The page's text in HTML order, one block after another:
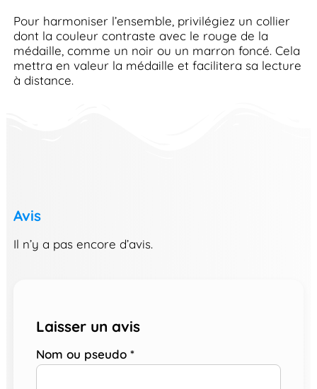
Pour harmoniser l’ensemble, privilégiez un collier
dont la couleur contraste avec le rouge de la
médaille, comme un noir ou un marron foncé. Cela
mettra en valeur la médaille et facilitera sa lecture
à distance.
Avis
Il n’y a pas encore d’avis.
Laisser un avis
Nom ou pseudo *